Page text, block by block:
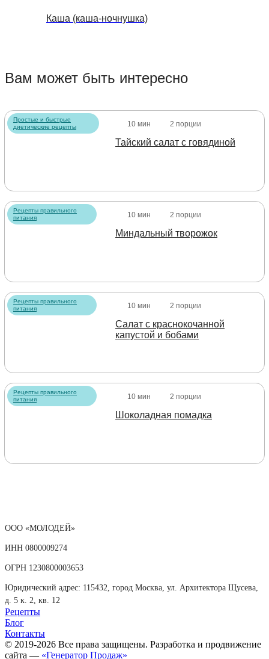
Каша (каша-ночнушка)
Вам может быть интересно
Простые и быстрые
диетические рецепты
10 мин 2 порции
Тайский салат с говядиной
Рецепты правильного
питания
10 мин 2 порции
Миндальный творожок
Рецепты правильного
питания
10 мин 2 порции
Салат с краснокочанной
капустой и бобами
Рецепты правильного
питания
10 мин 2 порции
Шоколадная помадка
ООО «МОЛОДЕЙ»
ИНН 0800009274
ОГРН 1230800003653
Юридический адрес: 115432, город Москва, ул. Архитектора Щусева,
д. 5 к. 2, кв. 12
Рецепты
Блог
Контакты
© 2019-2026 Все права защищены. Разработка и продвижение
сайта — «Генератор Продаж»